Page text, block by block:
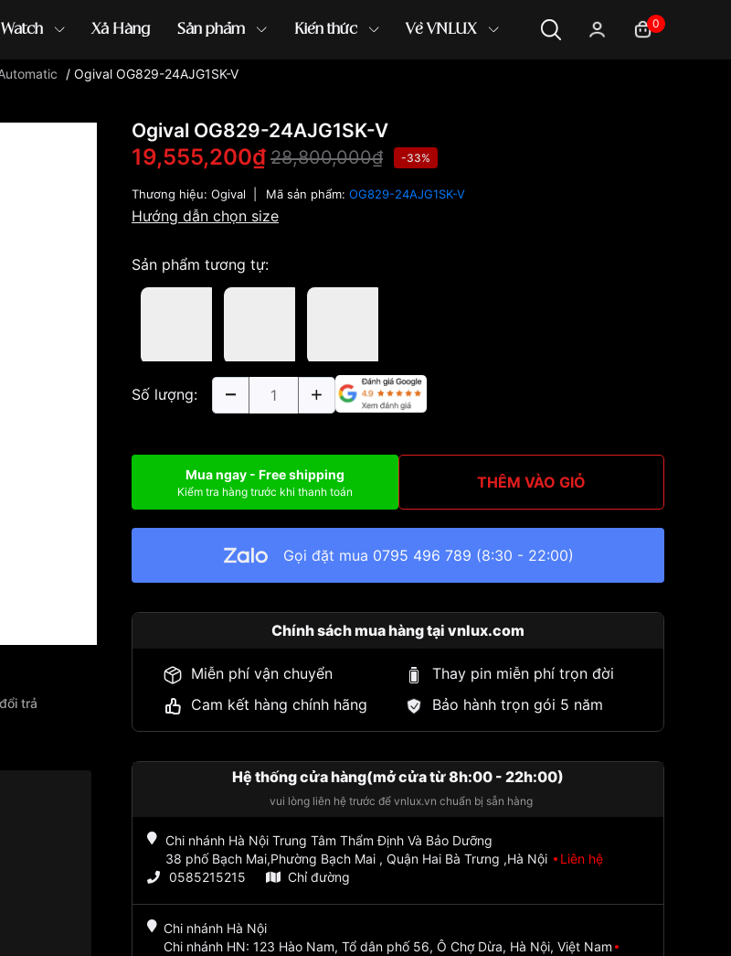
Xả Hàng Sản phẩm Kiến thức Về VNLUX 0
hồ Orient ...
/ Ogival OG829-24AJG1SK-V
trả
Ogival OG829-24AJG1SK-V
19,555,200₫ 28,800,000₫ -33%
Thương hiệu: Ogival Mã sản phẩm: OG829-24AJG1SK-V
Hướng dẫn chọn size
Sản phẩm tương tự:
Số lượng:
Mua ngay - Free shipping
Kiểm tra hàng trước khi thanh toán THÊM VÀO GIỎ
Gọi đặt mua 0795 496 789 (8:30 - 22:00)
Chính sách mua hàng tại vnlux.com
Miễn phí vận chuyển
Thay pin miễn phí trọn đời
Cam kết hàng chính hãng
Bảo hành trọn gói 5 năm
Hệ thống cửa hàng(mở cửa từ 8h:00 - 22h:00)
vui lòng liên hệ trước để vnlux.vn chuẩn bị sẵn hàng
Chi nhánh Hà Nội Trung Tâm Thẩm Định Và Bảo Dưỡng
38 phố Bạch Mai,Phường Bạch Mai , Quận Hai Bà Trưng ,Hà Nội
Liên hệ
0585215215
Chỉ đường
Chi nhánh Hà Nội
Chi nhánh HN: 123 Hào Nam, Tổ dân phố 56, Ô Chợ Dừa, Hà Nội, Việt Nam